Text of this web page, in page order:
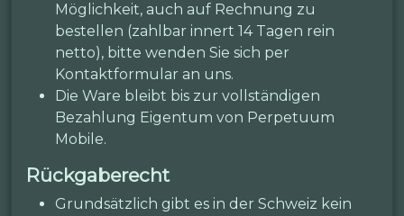
Möglichkeit, auch auf Rechnung zu
bestellen (zahlbar innert 14 Tagen rein
netto), bitte wenden Sie sich per
Kontaktformular an uns.
Die Ware bleibt bis zur vollständigen
Bezahlung Eigentum von Perpetuum
Mobile.
Rückgaberecht
Grundsätzlich gibt es in der Schweiz kein